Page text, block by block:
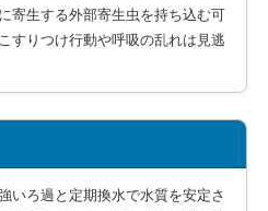
寄生する外部寄生虫を持ち込む可
すりつけ行動や呼吸の乱れは見逃
いろ過と定期換水で水質を安定さ